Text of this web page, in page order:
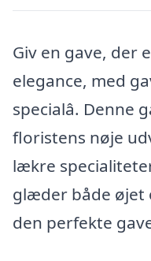
Giv en gave, der
elegance, med
specialâ.
floristens nøje
lækre
glæder både øjet
den perfekte